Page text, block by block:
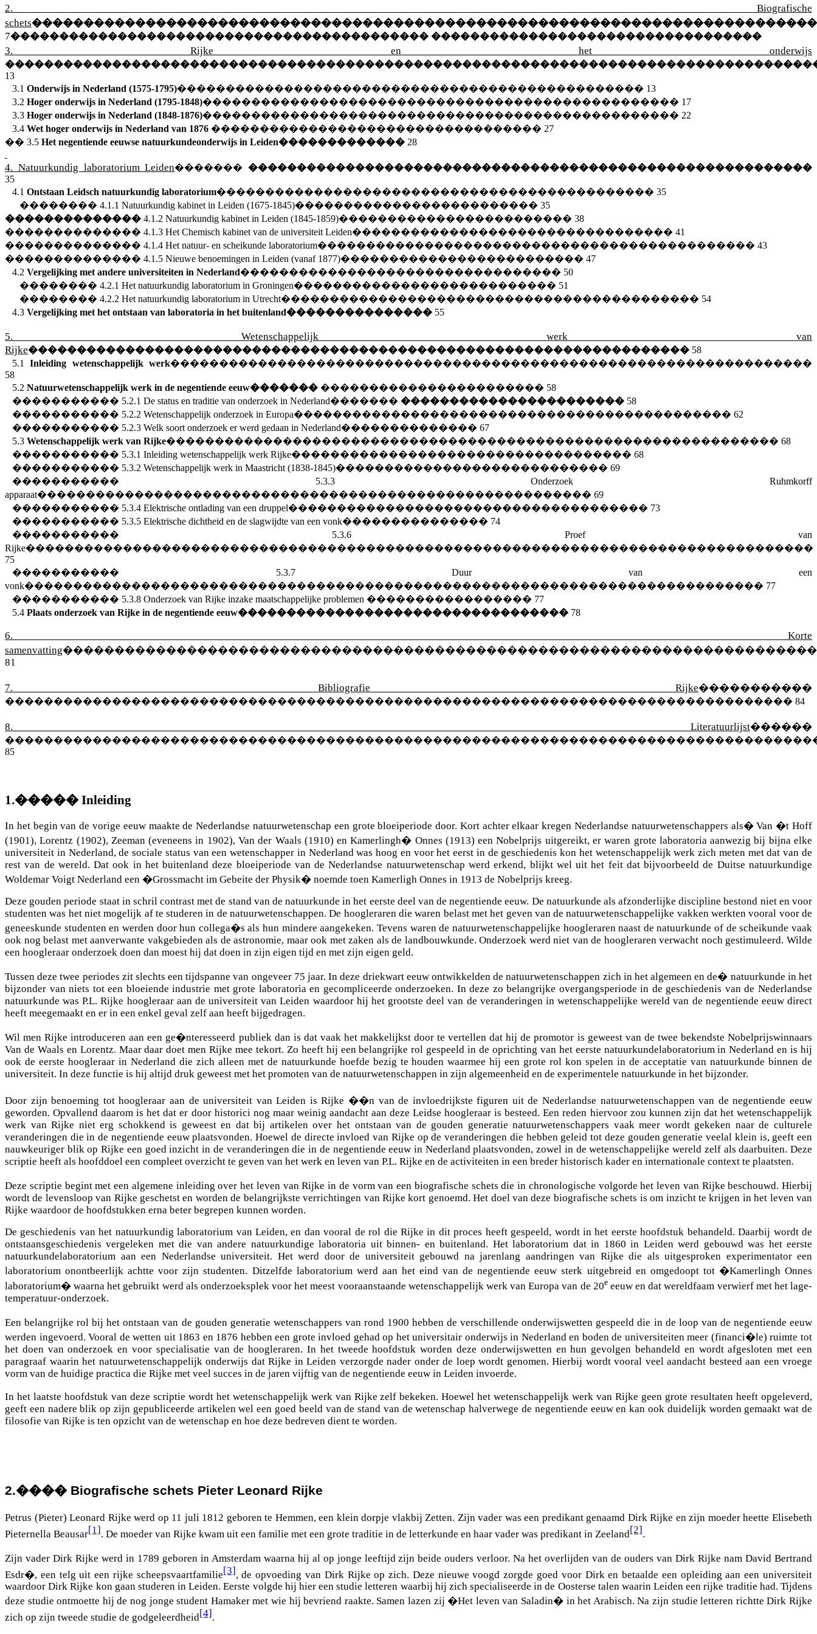
2. Biografische
schets
7������������������������������������������� ����������������������������������
3. Rijke en het onderwijs
13
3.1 Onderwijs in Nederland (1575-1795)������������������������������������������������ 13
3.2 Hoger onderwijs in Nederland (1795-1848)������������������������������������������������� 17
3.3 Hoger onderwijs in Nederland (1848-1876)������������������������������������������������� 22
3.4 Wet hoger onderwijs in Nederland van 1876 ���������������������������������� 27
�� 3.5 Het negentiende eeuwse natuurkundeonderwijs in Leiden������������� 28
4. Natuurkundig laboratorium Leiden������� ����������������������������������������������������������
35
4.1 Ontstaan Leidsch natuurkundig laboratorium��������������������������������������������� 35
�������� 4.1.1 Natuurkundig kabinet in Leiden (1675-1845)������������������������� 35
�������������� 4.1.2 Natuurkundig kabinet in Leiden (1845-1859)������������������������ 38
�������������� 4.1.3 Het Chemisch kabinet van de universiteit Leiden��������������������������������� 41
�������������� 4.1.4 Het natuur- en scheikunde laboratorium��������������������������������������������� 43
�������������� 4.1.5 Nieuwe benoemingen in Leiden (vanaf 1877)������������������������� 47
4.2 Vergelijking met andere universiteiten in Nederland��������������������������������� 50
�������� 4.2.1 Het natuurkundig laboratorium in Groningen��������������������������� 51
�������� 4.2.2 Het natuurkundig laboratorium in Utrecht������������������������������������������� 54
4.3 Vergelijking met het ontstaan van laboratoria in het buitenland��������������� 55
5. Wetenschappelijk werk van
Rijke�������������������������������������������������������������������� 58
5.1Inleiding wetenschappelijk werk������������������������������������������������������������������
58
5.2 Natuurwetenschappelijk werk in de negentiende eeuw������� ����������������������� 58
����������� 5.2.1 De status en traditie van onderzoek in Nederland������� ����������������������� 58
����������� 5.2.2 Wetenschappelijk onderzoek in Europa��������������������������������������������� 62
����������� 5.2.3 Welk soort onderzoek er werd gedaan in Nederland�������������� 67
5.3 Wetenschappelijk werk van Rijke��������������������������������������������������������������� 68
����������� 5.3.1 Inleiding wetenschappelijk werk Rijke����������������������������������� 68
����������� 5.3.2 Wetenschappelijk werk in Maastricht (1838-1845)���������������������������� 69
����������� 5.3.3
Onderzoek Ruhmkorff
apparaat��������������������������������������������������������� 69
����������� 5.3.4 Elektrische ontlading van een druppel������������������������������������� 73
����������� 5.3.5 Elektrische dichtheid en de slagwijdte van een vonk��������������� 74
����������� 5.3.6 Proef van
Rijke���������������������������������������������������������������������������������
75
����������� 5.3.7
Duur van een
vonk���������������������������������������������������������������������������� 77
����������� 5.3.8 Onderzoek van Rijke inzake maatschappelijke problemen ����������������� 77
5.4 Plaats onderzoek van Rijke in de negentiende eeuw���������������������������������� 78
6. Korte
samenvatting
81
7. Bibliografie Rijke�����������
��������������������������������������������������������������������������������� 84
8. Literatuurlijst������
85
1.�����Inleiding
In het begin van de vorige eeuw maakte de Nederlandse natuurwetenschap een grote bloeiperiode door. Kort achter elkaar kregen Nederlandse natuurwetenschappers als�Van �t Hoff
(1901), Lorentz (1902), Zeeman (eveneens in 1902), Van der Waals (1910) en Kamerlingh� Onnes (1913) een Nobelprijs uitgereikt, er waren grote laboratoria aanwezig bij bijna elke
universiteit in Nederland, de sociale status van een wetenschapper in Nederland was hoog en voor het eerst in de geschiedenis kon het wetenschappelijk werk zich meten met dat van de
rest van de wereld. Dat ook in het buitenland deze bloeiperiode van de Nederlandse natuurwetenschap werd erkend, blijkt wel uit het feit dat bijvoorbeeld de Duitse natuurkundige
Woldemar Voigt Nederland een �Grossmacht im Gebeite der Physik� noemde toen Kamerligh Onnes in 1913 de Nobelprijs kreeg.
Deze gouden periode staat in schril contrast met de stand van de natuurkunde in het eerste deel van de negentiende eeuw. De natuurkunde als afzonderlijke discipline bestond niet en voor
studenten was het niet mogelijk af te studeren in de natuurwetenschappen. De hoogleraren die waren belast met het geven van de natuurwetenschappelijke vakken werkten vooral voor de
geneeskunde studenten en werden door hun collega�s als hun mindere aangekeken. Tevens waren de natuurwetenschappelijke hoogleraren naast de natuurkunde of de scheikunde vaak
ook nog belast met aanverwante vakgebieden als de astronomie, maar ook met zaken als de landbouwkunde. Onderzoek werd niet van de hoogleraren verwacht noch gestimuleerd. Wilde
een hoogleraar onderzoek doen dan moest hij dat doen in zijn eigen tijd en met zijn eigen geld.
Tussen deze twee periodes zit slechts een tijdspanne van ongeveer 75 jaar. In deze driekwart eeuw ontwikkelden de natuurwetenschappen zich in het algemeen en de� natuurkunde in het
bijzonder van niets tot een bloeiende industrie met grote laboratoria en gecompliceerde onderzoeken. In deze zo belangrijke overgangsperiode in de geschiedenis van de Nederlandse
natuurkunde was P.L. Rijke hoogleraar aan de universiteit van Leiden waardoor hij het grootste deel van de veranderingen in wetenschappelijke wereld van de negentiende eeuw direct
heeft meegemaakt en er in een enkel geval zelf aan heeft bijgedragen.
Wil men Rijke introduceren aan een ge�nteresseerd publiek dan is dat vaak het makkelijkst door te vertellen dat hij de promotor is geweest van de twee bekendste Nobelprijswinnaars
Van de Waals en Lorentz. Maar daar doet men Rijke mee tekort. Zo heeft hij een belangrijke rol gespeeld in de oprichting van het eerste natuurkundelaboratorium in Nederland en is hij
ook de eerste hoogleraar in Nederland die zich alleen met de natuurkunde hoefde bezig te houden waarmee hij een grote rol kon spelen in de acceptatie van natuurkunde binnen de
universiteit. In deze functie is hij altijd druk geweest met het promoten van de natuurwetenschappen in zijn algemeenheid en de experimentele natuurkunde in het bijzonder.
Door zijn benoeming tot hoogleraar aan de universiteit van Leiden is Rijke ��n van de invloedrijkste figuren uit de Nederlandse natuurwetenschappen van de negentiende eeuw
geworden. Opvallend daarom is het dat er door historici nog maar weinig aandacht aan deze Leidse hoogleraar is besteed. Een reden hiervoor zou kunnen zijn dat het wetenschappelijk
werk van Rijke niet erg schokkend is geweest en dat bij artikelen over het ontstaan van de gouden generatie natuurwetenschappers vaak meer wordt gekeken naar de culturele
veranderingen die in de negentiende eeuw plaatsvonden. Hoewel de directe invloed van Rijke op de veranderingen die hebben geleid tot deze gouden generatie veelal klein is, geeft een
nauwkeuriger blik op Rijke een goed inzicht in de veranderingen die in de negentiende eeuw in Nederland plaatsvonden, zowel in de wetenschappelijke wereld zelf als daarbuiten. Deze
scriptie heeft als hoofddoel een compleet overzicht te geven van het werk en leven van P.L. Rijke en de activiteiten in een breder historisch kader en internationale context te plaatsten.
Deze scriptie begint met een algemene inleiding over het leven van Rijke in de vorm van een biografische schets die in chronologische volgorde het leven van Rijke beschouwd. Hierbij
wordt de levensloop van Rijke geschetst en worden de belangrijkste verrichtingen van Rijke kort genoemd. Het doel van deze biografische schets is om inzicht te krijgen in het leven van
Rijke waardoor de hoofdstukken erna beter begrepen kunnen worden.
De geschiedenis van het natuurkundig laboratorium van Leiden, en dan vooral de rol die Rijke in dit proces heeft gespeeld, wordt in het eerste hoofdstuk behandeld. Daarbij wordt de
ontstaansgeschiedenis vergeleken met die van andere natuurkundige laboratoria uit binnen- en buitenland. Het laboratorium dat in 1860 in Leiden werd gebouwd was het eerste
natuurkundelaboratorium aan een Nederlandse universiteit. Het werd door de universiteit gebouwd na jarenlang aandringen van Rijke die als uitgesproken experimentator een
laboratorium onontbeerlijk achtte voor zijn studenten. Ditzelfde laboratorium werd aan het eind van de negentiende eeuw sterk uitgebreid en omgedoopt tot �Kamerlingh Onnes
laboratorium� waarna het gebruikt werd als onderzoeksplek voor het meest vooraanstaande wetenschappelijk werk van Europa van de 20eeeuw en dat wereldfaam verwierf met het lage-
temperatuur-onderzoek.
Een belangrijke rol bij het ontstaan van de gouden generatie wetenschappers van rond 1900 hebben de verschillende onderwijswetten gespeeld die in de loop van de negentiende eeuw
werden ingevoerd. Vooral de wetten uit 1863 en 1876 hebben een grote invloed gehad op het universitair onderwijs in Nederland en boden de universiteiten meer (financi�le) ruimte tot
het doen van onderzoek en voor specialisatie van de hoogleraren. In het tweede hoofdstuk worden deze onderwijswetten en hun gevolgen behandeld en wordt afgesloten met een
paragraaf waarin het natuurwetenschappelijk onderwijs dat Rijke in Leiden verzorgde nader onder de loep wordt genomen. Hierbij wordt vooral veel aandacht besteed aan een vroege
vorm van de huidige practica die Rijke met veel succes in de jaren vijftig van de negentiende eeuw in Leiden invoerde.
In het laatste hoofdstuk van deze scriptie wordt het wetenschappelijk werk van Rijke zelf bekeken. Hoewel het wetenschappelijk werk van Rijke geen grote resultaten heeft opgeleverd,
geeft een nadere blik op zijn gepubliceerde artikelen wel een goed beeld van de stand van de wetenschap halverwege de negentiende eeuw en kan ook duidelijk worden gemaakt wat de
filosofie van Rijke is ten opzicht van de wetenschap en hoe deze bedreven dient te worden.
2.���� Biografische schets Pieter Leonard Rijke
Petrus (Pieter) Leonard Rijke werd op 11 juli 1812 geboren te Hemmen, een klein dorpje vlakbij Zetten. Zijn vader was een predikant genaamd Dirk Rijke en zijn moeder heette Elisebeth
Pieternella Beausar[1]. De moeder van Rijke kwam uit een familie met een grote traditie in de letterkunde en haar vader was predikant in Zeeland[2].
Zijn vader Dirk Rijke werd in 1789 geboren in Amsterdam waarna hij al op jonge leeftijd zijn beide ouders verloor. Na het overlijden van de ouders van Dirk Rijke nam David Bertrand
Esdr�, een telg uit een rijke scheepsvaartfamilie[3], de opvoeding van Dirk Rijke op zich. Deze nieuwe voogd zorgde goed voor Dirk en betaalde een opleiding aan een universiteit
waardoor Dirk Rijke kon gaan studeren in Leiden. Eerste volgde hij hier een studie letteren waarbij hij zich specialiseerde in de Oosterse talen waarin Leiden een rijke traditie had. Tijdens
deze studie ontmoette hij de nog jonge student Hamaker met wie hij bevriend raakte. Samen lazen zij �Het leven van Saladin� in het Arabisch. Na zijn studie letteren richtte Dirk Rijke
zich op zijn tweede studie de godgeleerdheid[4] .